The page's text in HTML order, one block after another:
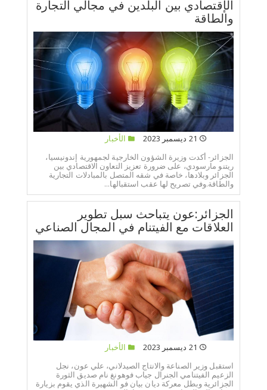
الإقتصادي بين البلدين في مجالي التجارة
والطاقة
الأخبار
الجزائر- أكدت وزيرة الشؤون الخارجية لجمهورية إندونيسيا،
ريتنو مارسودي، على ضرورة تعزيز التعاون الاقتصادي بين
الجزائر وبلادها، خاصة في شقه المتصل بالمبادلات التجارية
والطاقة.وفي تصريح لها عقب استقبالها...
الجزائر:عون يتباحث سبل تطوير
العلاقات مع الفيتنام في المجال الصناعي
الأخبار
استقبل وزير الصناعة والانتاج الصيدلاني، علي عون، نجل
الزعيم الفيتنامي الجنرال جياب فوهونغ نام صديق الثورة
الجزائرية وبطل معركة ديان بيان فو الشهيرة الذي يقوم بزيارة